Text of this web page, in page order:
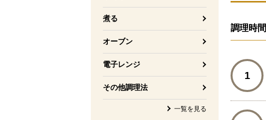
煮る
オーブン
電子レンジ
その他調理法
一覧を見る
調理時間
1